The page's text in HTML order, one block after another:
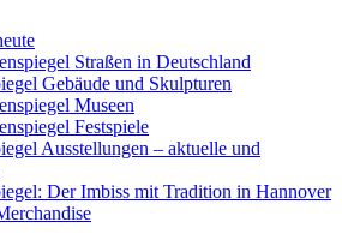
Straßen in Deutschland
Gebäude und Skulpturen
Museen
Festspiele
Ausstellungen – aktuelle und
Der Imbiss mit Tradition in Hannover